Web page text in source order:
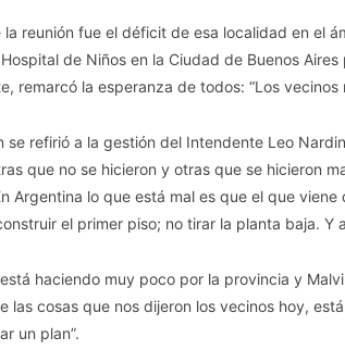
reunión fue el déficit de esa localidad en el
de Niños en la Ciudad de Buenos
remarcó la esperanza de todos: “Los vecinos
refirió a la gestión del Intendente Leo
que no se hicieron y otras que se hicieron
Argentina lo que está mal es que el que
el primer piso; no tirar la planta baja. Y
haciendo muy poco por la provincia y
las cosas que nos dijeron los vecinos hoy,
un plan”.